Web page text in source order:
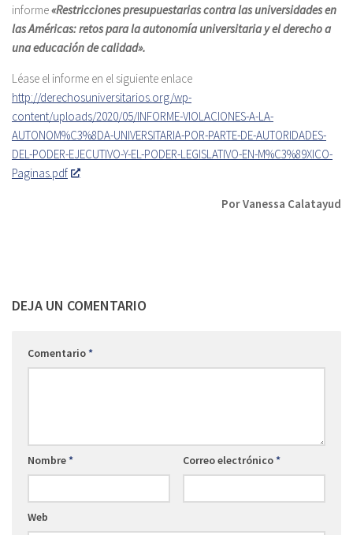
informe«Restricciones presupuestarias contra las universidades en
las Américas: retos para la autonomía universitaria y el derecho a
una educación de calidad».
Léase el informe en el siguiente enlace
http://derechosuniversitarios.org/wp-
content/uploads/2020/05/INFORME-VIOLACIONES-A-LA-
AUTONOM%C3%8DA-UNIVERSITARIA-POR-PARTE-DE-AUTORIDADES-
DEL-PODER-EJECUTIVO-Y-EL-PODER-LEGISLATIVO-EN-M%C3%89XICO-
Paginas.pdf
Por Vanessa Calatayud
DEJA UN COMENTARIO
Comentario*
Nombre* Correo electrónico*
Web